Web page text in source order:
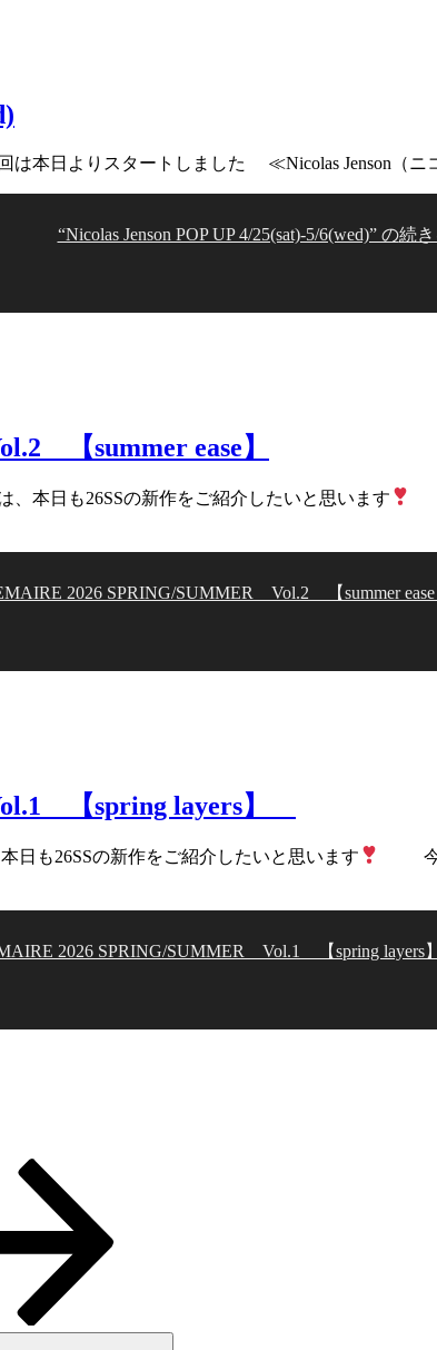
本日よりスタートしました ≪Nicolas Jenson（ニ
“Nicolas Jenson POP UP 4/25(sat)-5/6(wed)” の続
【summer ease】
本日も26SSの新作をご紹介したいと思います
2026 SPRING/SUMMER Vol.2 【summer ease
【spring layers】
も26SSの新作をご紹介したいと思います
今回
2026 SPRING/SUMMER Vol.1 【spring